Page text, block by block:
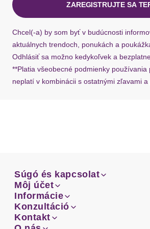
ZAREGISTRUJTE SA
Chcel(-a) by som byť v budúcnosti
aktuálnych trendoch, ponukách a
Odhlásiť sa možno kedykoľvek a
**Platia všeobecné podmienky používania
neplatí v kombinácii s ostatnými zľavami a
Súgó és kapcsolat
Email
Facebook
Súgó és kapcsolat
Email
Facebook
Môj účet
Prehľad objednávok
Môj účet
Prehľad objednávok
Informácie
Doprava
Informácie
Doprava
Konzultáció
Sprievodca-veľkosťami
Konzultáció
Kontakt
Kontakt